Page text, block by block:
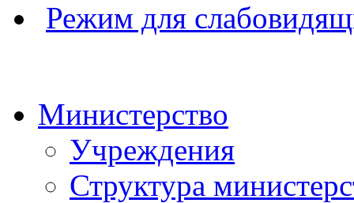
Режим для
Министерство
Учреждения
Структура